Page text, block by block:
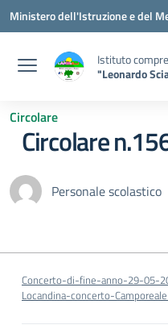
Vai ai contenuti
Vai al menu di navigazione
Vai al footer
Ministero dell'Istruzione e del
Istituto
"Leonardo
Circolare
Circolare
Personale scolastico
Concerto-di-fine-anno-29-05-
Locandina-concerto-